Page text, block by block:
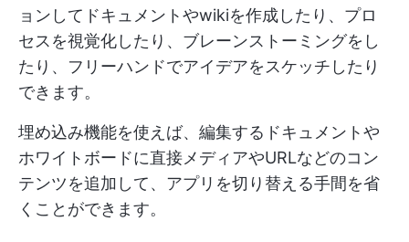
ョンしてドキュメントやwikiを作成したり、プロ
セスを視覚化したり、ブレーンストーミングをし
たり、フリーハンドでアイデアをスケッチしたり
できます。
埋め込み機能を使えば、編集するドキュメントや
ホワイトボードに直接メディアやURLなどのコン
テンツを追加して、アプリを切り替える手間を省
くことができます。